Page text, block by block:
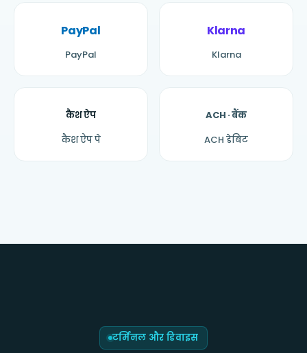
PayPal
PayPal
Klarna
Klarna
कैश ऐप
कैश ऐप पे
ACH · बैंक
ACH डेबिट
टर्मिनल और डिवाइस